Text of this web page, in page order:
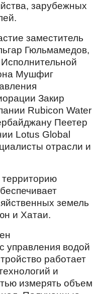
зарубежных
заместитель
Гюльмамедов,
Мушфиг
Закир
Rubicon Water
Пеетер
Lotus Global
отрасли и
земель
и Хатаи.
управления водой
работает
и
измерять объем